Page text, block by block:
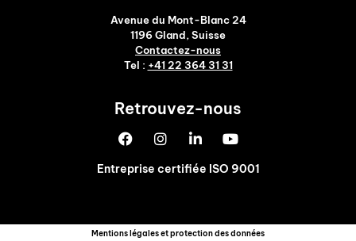
Avenue du Mont-Blanc 24
1196 Gland, Suisse
Contactez-nous
Tel : +41 22 364 31 31
Retrouvez-nous
Entreprise certifiée ISO 9001
Mentions légales et protection des données